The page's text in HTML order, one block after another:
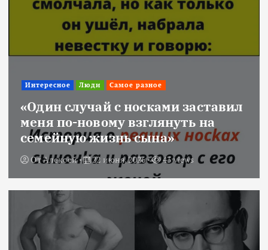
Интересное Люди Самое разное
«Один случай с носками заставил
меня по-новому взглянуть на
семейную жизнь сына»
ОтАлексей 22 июня, 2026 43 views